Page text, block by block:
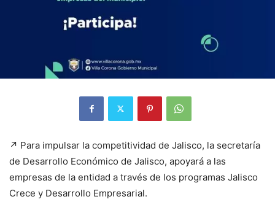
↗️ Para impulsar la competitividad de Jalisco, la secretaría
de Desarrollo Económico de Jalisco, apoyará a las
empresas de la entidad a través de los programas Jalisco
Crece y Desarrollo Empresarial.